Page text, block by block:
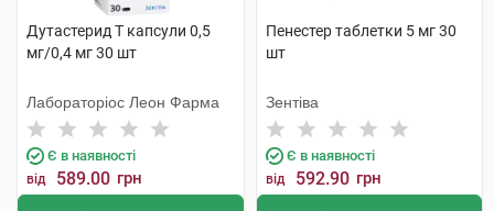
Дутастерид Т капсули 0,5
мг/0,4 мг 30 шт
Лабораторіос Леон Фарма
Є в наявності
від 589.00 грн
Пенестер таблетки 5 мг 30
шт
Зентіва
Є в наявності
від 592.90 грн